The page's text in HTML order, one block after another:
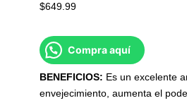
$649.99
Compra aquí
BENEFICIOS: Es un excelente
envejecimiento, aumenta el